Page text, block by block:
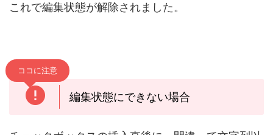
これで編集状態が解除されました。
ココに注意
編集状態にできない場合